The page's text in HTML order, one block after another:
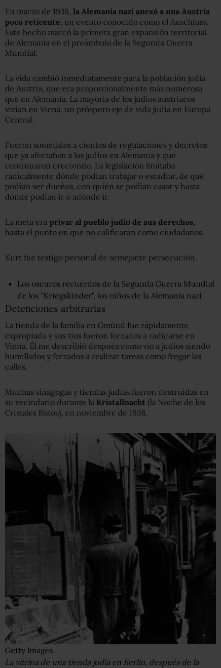
En marzo de 1938, la Alemania nazi anexó a una Austria
poco reticente, un evento conocido como el Anschluss.
Este hecho marcó la primera gran expansión territorial
de Alemania en el preámbulo de la Segunda Guerra
Mundial.
La vida cambió inmediatamente para la población judía
de Austria, que era proporcionalmente más numerosa
que en Alemania. La mayoría de los judíos austríacos
vivían en Viena, un próspero eje de vida judía en Europa
Central.
Fueron sometidos a cientos de regulaciones y decretos
que ya afectaban a los judíos en Alemania y que
continuaron creciendo. La legislación limitaba
radicalmente dónde podían trabajar o estudiar, de qué
podían ser dueños, con quién se podían casar y hasta
dónde podían ir o adónde ir.
La meta era privar al pueblo judío de sus derechos,
hasta el punto en que no calificaran como ciudadanos.
Kurt fue testigo personal de semejante persecución.
Los oscuros recuerdos de la Segunda Guerra Mundial
de los "Kriegskinder", los niños de la Alemania nazi
Detenciones arbitrarias
La tienda de la familia en Gmünd fue rápidamente
expropiada y sus tíos fueron forzados a radicarse en
Viena. Él me describió después como vio a judíos siendo
humillados y forzados a realizar tareas como fregar las
calles.
Muchas sinagogas y tiendas judías fueron destruidas en
su vecindario durante la Kristallnacht (la Noche de los
Cristales Rotos), en noviembre de 1938.
Getty Images
La vitrina de una tienda judía en Berlín, después de la